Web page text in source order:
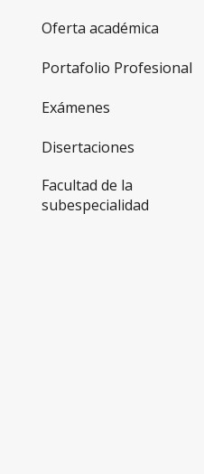
Oferta académica
Portafolio Profesional
Exámenes
Disertaciones
Facultad de la
subespecialidad